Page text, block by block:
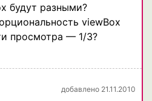
будут разными?
viewBox
просмотра — 1/3?
добавлено 21.11.2010